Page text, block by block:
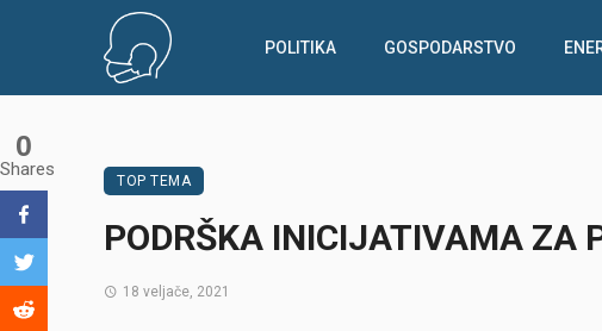
POLITIKA GOSPODARSTVO
TOP TEMA
PODRŠKA INICIJATIVAMA ZA
18 veljače, 2021
0
Shares